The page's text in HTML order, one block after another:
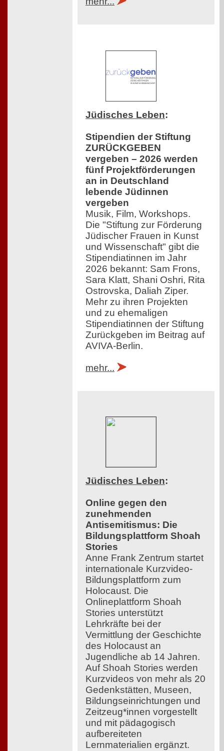
Jüdisches Leben:
Stipendien der Stiftung
ZURÜCKGEBEN
vergeben – 2026 werden
fünf Projektförderungen
an in Deutschland
lebende Jüdinnen
vergeben
Musik, Film, Workshops.
Die "Stiftung zur Förderung
Jüdischer Frauen in Kunst
und Wissenschaft" gibt die
Stipendiatinnen im Jahr
2026 bekannt: Sam Frons,
Sara Klatt, Shani Oshri, Rita
Ostrovska, Daliah Ziper.
Mehr zu ihren Projekten
und zu ehemaligen
Stipendiatinnen der Stiftung
Zurückgeben im Beitrag auf
AVIVA-Berlin.
mehr...
Jüdisches Leben:
Online gegen den
zunehmenden
Antisemitismus: Die
Bildungsplattform Shoah
Stories
Anne Frank Zentrum startet
internationale Kurzvideo-
Bildungsplattform zum
Holocaust. Die
Onlineplattform Shoah
Stories unterstützt
Lehrkräfte bei der
Vermittlung der Geschichte
des Holocaust an
Jugendliche ab 14 Jahren.
Auf Shoah Stories werden
Kurzvideos von mehr als 20
Gedenkstätten, Museen,
Bildungseinrichtungen und
Zeitzeug*innen vorgestellt
und mit pädagogisch
aufbereiteten
Lernmaterialien ergänzt.